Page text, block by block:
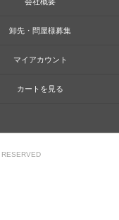
卸先・問屋様募集
マイアカウント
カートを見る